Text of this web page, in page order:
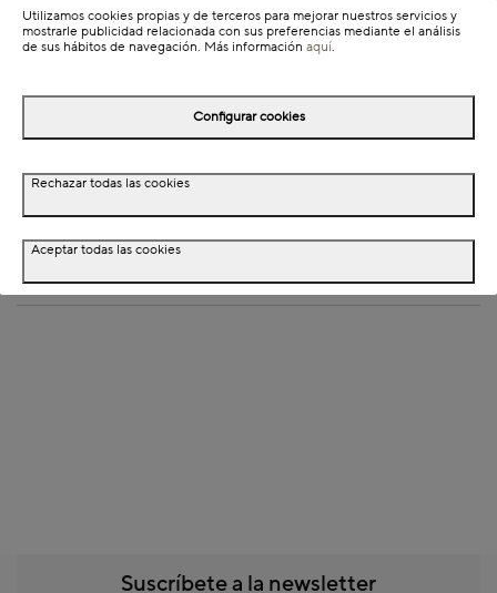
Información de envío
Detalles del producto
Descripción
Dimensiones
Especificaciones técnicas
Cuidados
Suscríbete a la newsletter
Utilizamos cookies propias y de terceros para mejorar nuestros servicios y
mostrarle publicidad relacionada con sus preferencias mediante el análisis
de sus hábitos de navegación. Más información aquí.
Configurar cookies
Rechazar todas las cookies
Aceptar todas las cookies